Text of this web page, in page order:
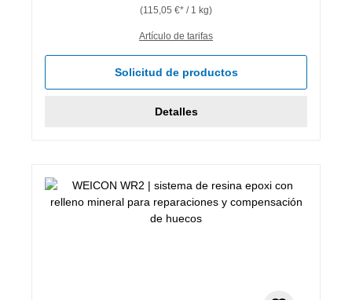
(115,05 €* / 1 kg)
Artículo de tarifas
Solicitud de productos
Detalles